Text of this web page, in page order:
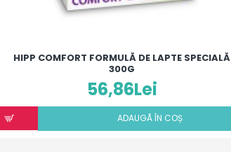
HIPP COMFORT FORMULĂ DE LAPTE SPECIALĂ
300G
56,86Lei
ADAUGÃ ÎN COȘ